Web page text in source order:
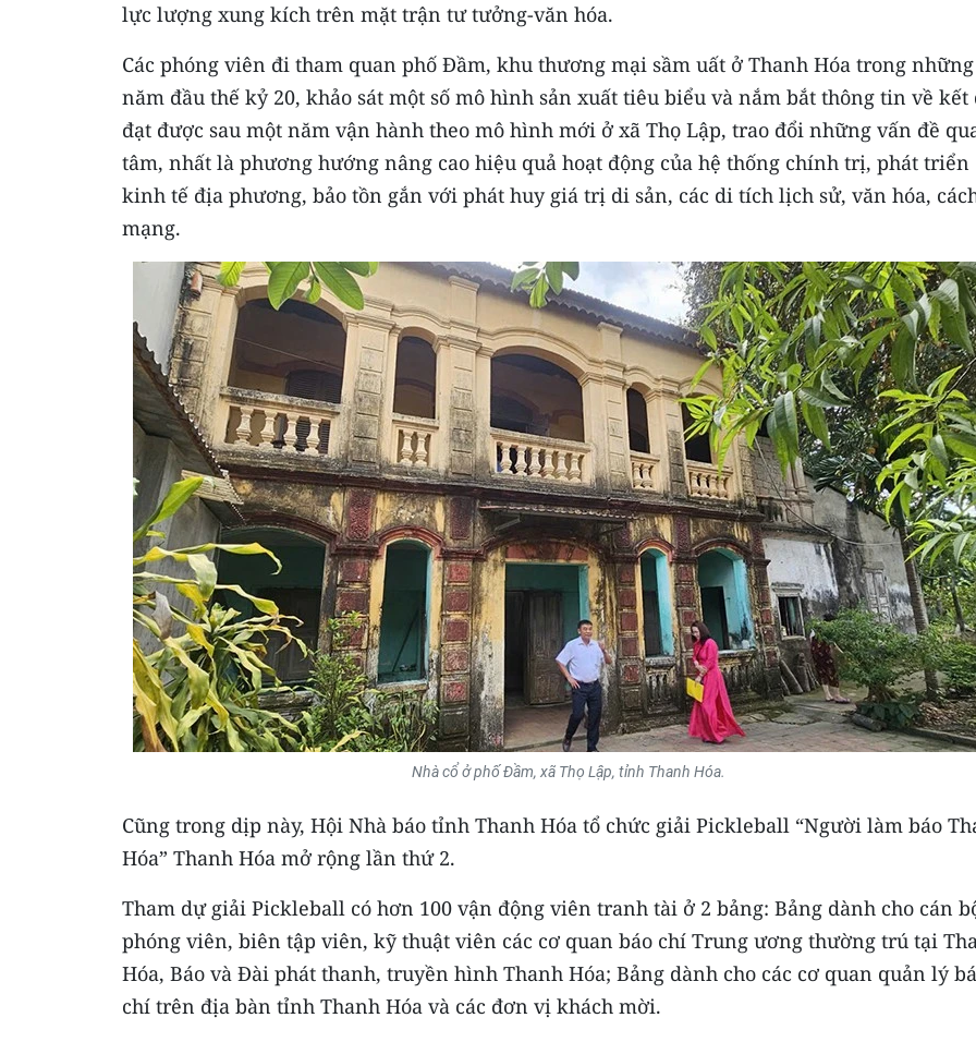
lực lượng xung kích trên mặt trận tư tưởng-văn hóa.
Các phóng viên đi tham quan phố Đầm, khu thương mại sầm uất ở Thanh Hóa trong những
năm đầu thế kỷ 20, khảo sát một số mô hình sản xuất tiêu biểu và nắm bắt thông tin về kết
đạt được sau một năm vận hành theo mô hình mới ở xã Thọ Lập, trao đổi những vấn đề
tâm, nhất là phương hướng nâng cao hiệu quả hoạt động của hệ thống chính trị, phát triển
kinh tế địa phương, bảo tồn gắn với phát huy giá trị di sản, các di tích lịch sử, văn hóa,
mạng.
Nhà cổ ở phố Đầm, xã Thọ Lập, tỉnh Thanh Hóa.
Cũng trong dịp này, Hội Nhà báo tỉnh Thanh Hóa tổ chức giải Pickleball “Người làm báo
Hóa” Thanh Hóa mở rộng lần thứ 2.
Tham dự giải Pickleball có hơn 100 vận động viên tranh tài ở 2 bảng: Bảng dành cho cán
phóng viên, biên tập viên, kỹ thuật viên các cơ quan báo chí Trung ương thường trú tại
Hóa, Báo và Đài phát thanh, truyền hình Thanh Hóa; Bảng dành cho các cơ quan quản lý
chí trên địa bàn tỉnh Thanh Hóa và các đơn vị khách mời.